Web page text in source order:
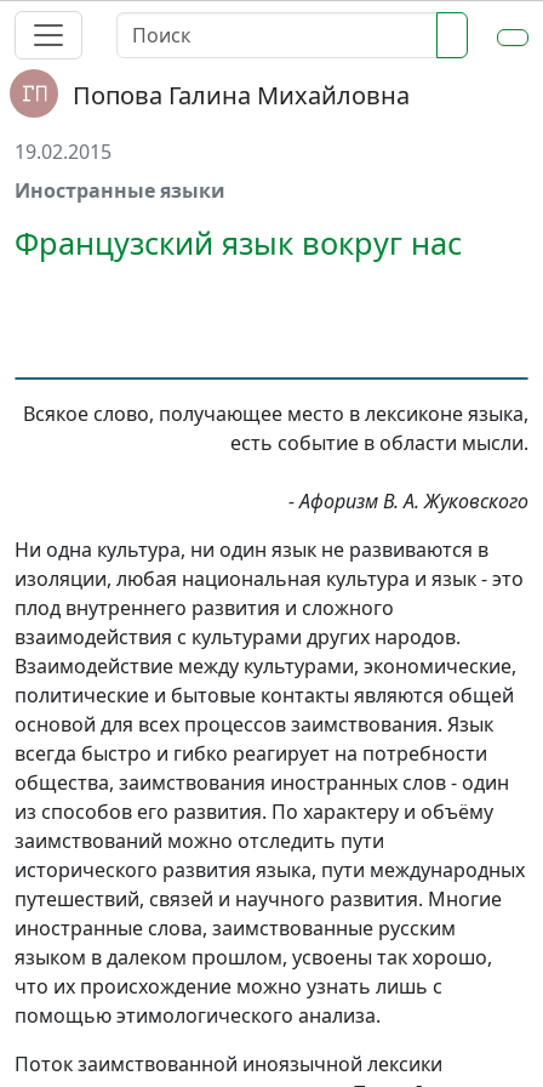
Попова Галина Михайловна
19.02.2015
Иностранные языки
Французский язык вокруг нас
Всякое слово, получающее место в лексиконе языка,
есть событие в области мысли.
- Афоризм В. А. Жуковского
Ни одна культура, ни один язык не развиваются в
изоляции, любая национальная культура и язык - это
плод внутреннего развития и сложного
взаимодействия с культурами других народов.
Взаимодействие между культурами, экономические,
политические и бытовые контакты являются общей
основой для всех процессов заимствования. Язык
всегда быстро и гибко реагирует на потребности
общества, заимствования иностранных слов - один
из способов его развития. По характеру и объёму
заимствований можно отследить пути
исторического развития языка, пути международных
путешествий, связей и научного развития. Многие
иностранные слова, заимствованные русским
языком в далеком прошлом, усвоены так хорошо,
что их происхождение можно узнать лишь с
помощью этимологического анализа.
Поток заимствованной иноязычной лексики